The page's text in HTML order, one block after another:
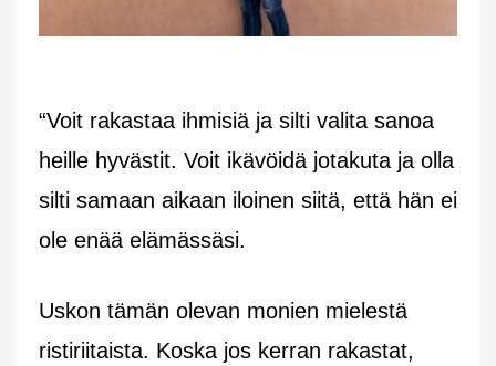
“Voit rakastaa ihmisiä ja silti valita sanoa
heille hyvästit. Voit ikävöidä jotakuta ja olla
silti samaan aikaan iloinen siitä, että hän ei
ole enää elämässäsi.
Uskon tämän olevan monien mielestä
ristiriitaista. Koska jos kerran rakastat,